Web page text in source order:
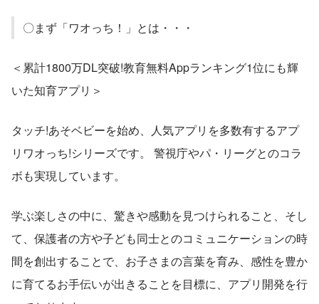
〇まず「ワオっち！」とは・・・
＜累計1800万DL突破!教育無料Appランキング1位にも輝
いた知育アプリ＞
タッチ!あそベビーを始め、人気アプリを多数有するアプ
リワオっち!シリーズです。 警視庁やパ・リーグとのコラ
ボも実現しています。
学ぶ楽しさの中に、驚きや感動を見つけられること、そし
て、保護者の方や子ども同士とのコミュニケーションの時
間を創出することで、お子さまの言葉を育み、感性を豊か
に育てるお手伝いが出きることを目標に、アプリ開発を行